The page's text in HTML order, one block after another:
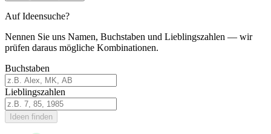
Auf Ideensuche?
Nennen Sie uns Namen, Buchstaben und Lieblingszahlen — wir
prüfen daraus mögliche Kombinationen.
Buchstaben
Lieblingszahlen
Ideen finden